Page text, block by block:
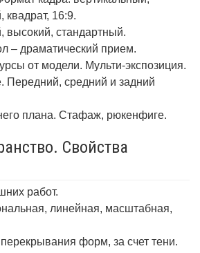
квадрат, 16:9.
высокий, стандартный.
– драматический прием.
от модели. Мульти-экспозиция.
Передний, средний и задний
плана. Стафаж, рюкенфиге.
Свойства
работ.
линейная, масштабная,
перекрывания форм, за счет тени.